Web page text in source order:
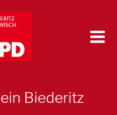
Biederitz